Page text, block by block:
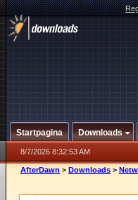
Startpagina Downloads
8/7/2026 8:32:53 AM
AfterDawn > Downloads >